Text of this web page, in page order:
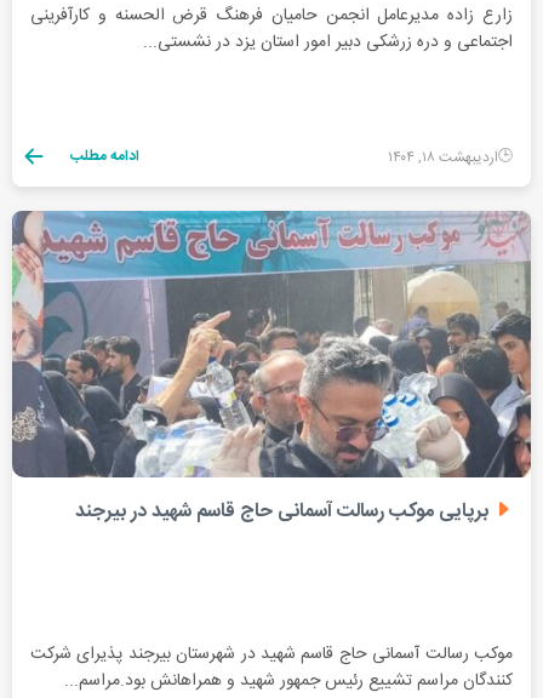
زارع زاده مدیرعامل انجمن حامیان فرهنگ قرض الحسنه و کارآفرینی
اجتماعی و دره زرشکی دبیر امور استان یزد در نشستی...
اردیبهشت ۱۸, ۱۴۰۴ ادامه مطلب
برپایی موکب رسالت آسمانی حاج قاسم شهید در بیرجند
موکب رسالت آسمانی حاج قاسم شهید در شهرستان بیرجند پذیرای شرکت
کنندگان مراسم تشییع رئیس جمهور شهید و همراهانش بود.مراسم...